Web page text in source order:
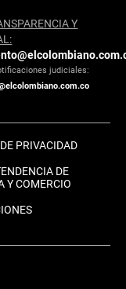
Y
judiciales:
PRIVACIDAD
DE
Y COMERCIO